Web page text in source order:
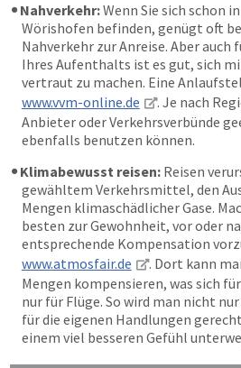
Nahverkehr:Wenn Sie sich schon
Wörishofen befinden, genügt oft
Nahverkehr zur Anreise. Aber
Ihres Aufenthalts ist es gut, sich
vertraut zu machen. Eine
www.vvm-online.de
. Je nach
Anbieter oder Verkehrsverbünde
ebenfalls benutzen können.
Klimabewusst reisen: Reisen
gewähltem Verkehrsmittel, den
Mengen klimaschädlicher Gase.
besten zur Gewohnheit, vor oder
entsprechende Kompensation
www.atmosfair.de
. Dort kann
Mengen kompensieren, was sich
nur für Flüge. So wird man nicht
für die eigenen Handlungen
einem viel besseren Gefühl